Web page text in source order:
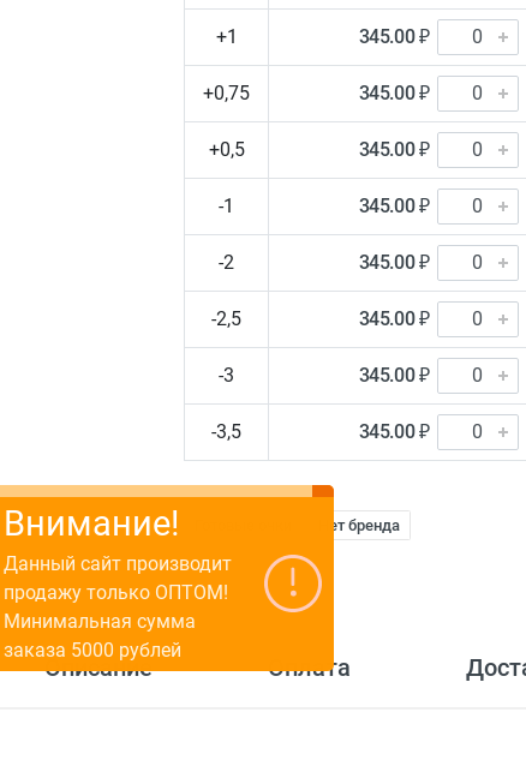
+1 345.00 ₽
+0,75 345.00 ₽
+0,5 345.00 ₽
-1 345.00 ₽
-2 345.00 ₽
-2,5 345.00 ₽
-3 345.00 ₽
-3,5 345.00 ₽
Нет бренда
Описание Оплата
Внимание!
Данный сайт производит
продажу только ОПТОМ!
Минимальная сумма
заказа 5000 рублей